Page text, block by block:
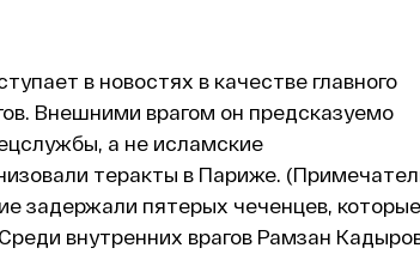
в новостях в качестве главного
Внешними врагом он предсказуемо
а не исламские
теракты в Париже.
задержали пятерых чеченцев, которые
внутренних врагов Рамзан